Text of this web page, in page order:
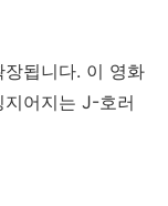
됩니다. 이 영화
어지는 J-호러